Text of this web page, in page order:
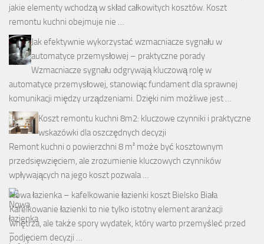
jakie elementy wchodzą w skład całkowitych kosztów. Koszt
remontu kuchni obejmuje nie …
Jak efektywnie wykorzystać wzmacniacze sygnału w
automatyce przemysłowej – praktyczne porady
Wzmacniacze sygnału odgrywają kluczową rolę w
automatyce przemysłowej, stanowiąc fundament dla sprawnej
komunikacji między urządzeniami. Dzięki nim możliwe jest …
Koszt remontu kuchni 8m2: kluczowe czynniki i praktyczne
wskazówki dla oszczędnych decyzji
Remont kuchni o powierzchni 8 m² może być kosztownym
przedsięwzięciem, ale zrozumienie kluczowych czynników
wpływających na jego koszt pozwala …
Nowa łazienka – kafelkowanie łazienki koszt Bielsko Biała
Kafelkowanie łazienki to nie tylko istotny element aranżacji
wnętrza, ale także spory wydatek, który warto przemyśleć przed
podjęciem decyzji …